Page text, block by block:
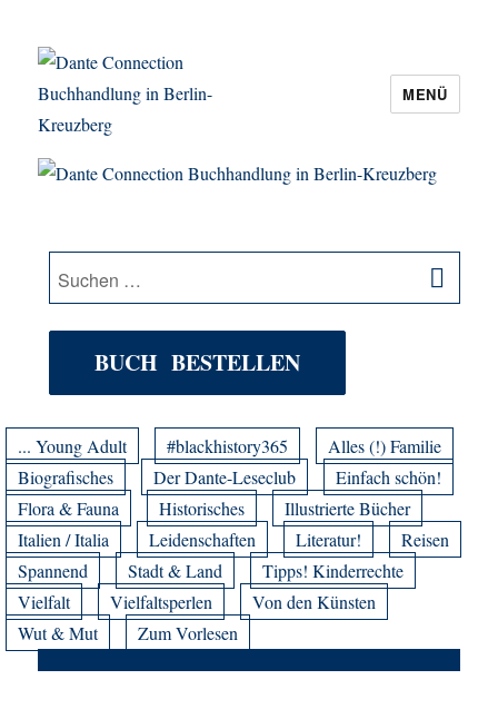
Dante Connection Buchhandlung in
MENÜ
Suche
nach:
BUCH BESTELLEN
... Young Adult #blackhistory365
Alles (!) Familie
Biografisches
Der Dante-Leseclub
Einfach schön!
Flora & Fauna
Historisches
Illustrierte Bücher
Italien / Italia
Leidenschaften Literatur!
Reisen
Spannend
Stadt & Land
Tipps! Kinderrechte
Vielfalt
Vielfaltsperlen
Von den Künsten
Wut & Mut
Zum Vorlesen